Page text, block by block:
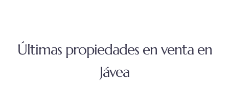
Últimas propiedades en venta en
Jávea